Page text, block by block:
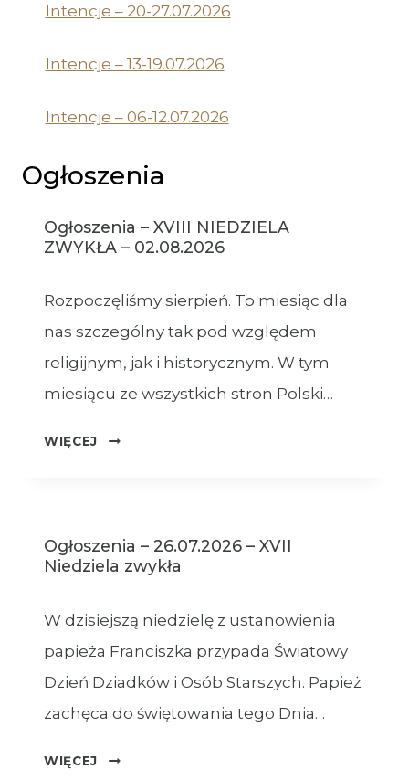
Intencje – 20-27.07.2026
Intencje – 13-19.07.2026
Intencje – 06-12.07.2026
Ogłoszenia
Ogłoszenia – XVIII NIEDZIELA
ZWYKŁA – 02.08.2026
Rozpoczęliśmy sierpień. To miesiąc dla
nas szczególny tak pod względem
religijnym, jak i historycznym. W tym
miesiącu ze wszystkich stron Polski…
WIĘCEJ
OGŁOSZENIA
–
Ogłoszenia – 26.07.2026 – XVII
Niedziela zwykła
W dzisiejszą niedzielę z ustanowienia
papieża Franciszka przypada Światowy
Dzień Dziadków i Osób Starszych. Papież
zachęca do świętowania tego Dnia…
WIĘCEJ
OGŁOSZENIA